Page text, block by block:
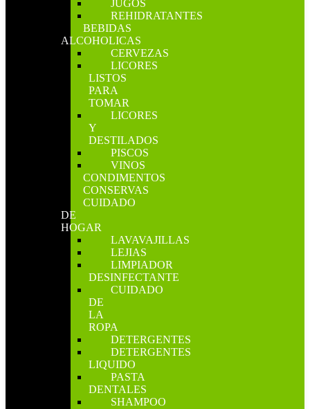
JUGOS
REHIDRATANTES
BEBIDAS
ALCOHOLICAS
CERVEZAS
LICORES
LISTOS
PARA
TOMAR
LICORES
Y
DESTILADOS
PISCOS
VINOS
CONDIMENTOS
CONSERVAS
CUIDADO
DE
HOGAR
LAVAVAJILLAS
LEJIAS
LIMPIADOR
DESINFECTANTE
CUIDADO
DE
LA
ROPA
DETERGENTES
DETERGENTES
LIQUIDO
PASTA
DENTALES
SHAMPOO